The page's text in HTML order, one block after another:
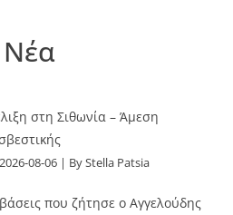
στη Σιθωνία – Άμεση
08-06 By Stella Patsia
που ζήτησε ο Αγγελούδης